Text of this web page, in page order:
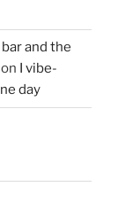
and the
on I vibe-
day